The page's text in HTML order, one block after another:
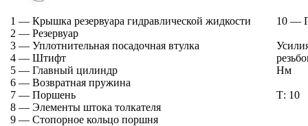
1 — Крышка резервуара гидравлической жидкости
2 — Резервуар
3 — Уплотнительная посадочная втулка
4 — Штифт
5 — Главный цилиндр
6 — Возвратная пружина
7 — Поршень
8 — Элементы штока толкателя
9 — Стопорное кольцо поршня
10 —
Нм
Т: 10